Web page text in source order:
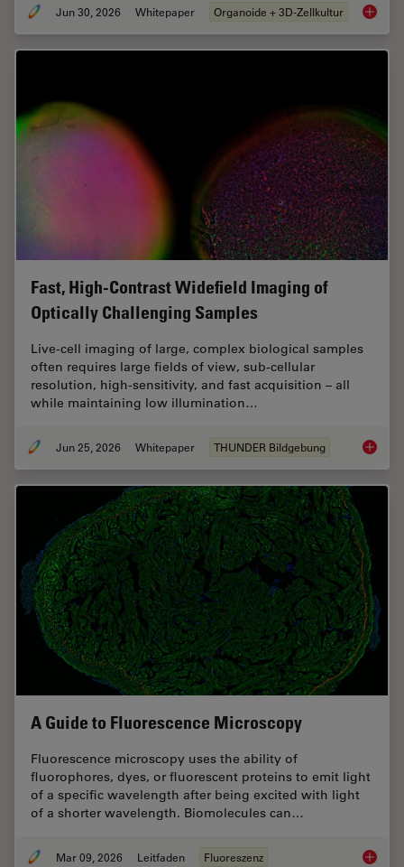
Jun 30, 2026 Whitepaper Organoide + 3D-Zellkultur
Fast, High-Contrast Widefield Imaging of
Optically Challenging Samples
Live‑cell imaging of large, complex biological samples
often requires large fields of view, sub-cellular
resolution, high-sensitivity, and fast acquisition – all
while maintaining low illumination…
Jun 25, 2026 Whitepaper THUNDER Bildgebung Fast,
A Guide to Fluorescence Microscopy
Fluorescence microscopy uses the ability of
fluorophores, dyes, or fluorescent proteins to emit light
of a specific wavelength after being excited with light
of a shorter wavelength. Biomolecules can…
Mar 09, 2026 Leitfaden Fluoreszenz A